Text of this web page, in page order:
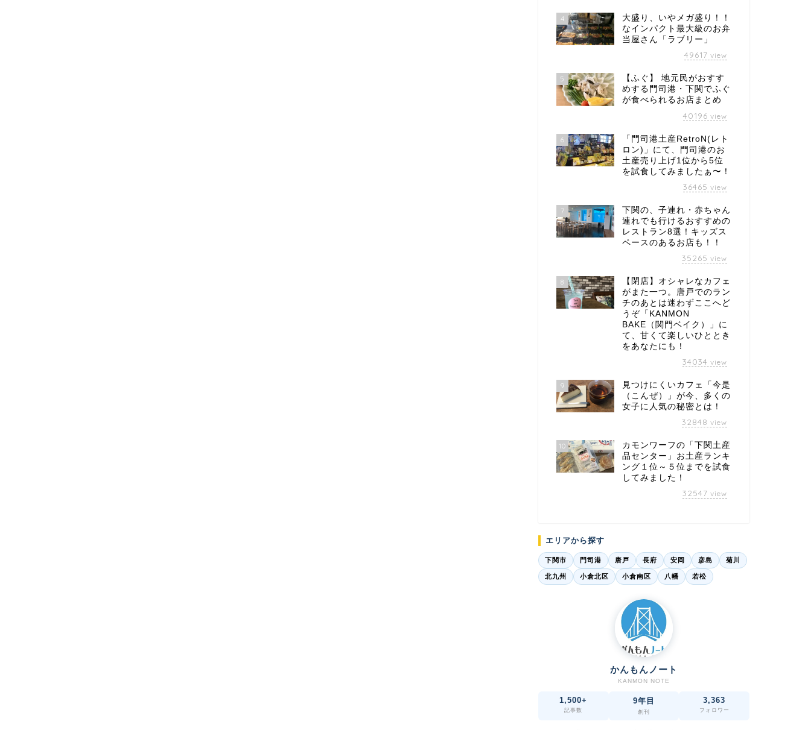
4
大盛り、いやメガ盛り！！
なインパクト最大級のお弁
当屋さん「ラブリー」
49617 view
5
【ふぐ】 地元民がおすす
めする門司港・下関でふぐ
が食べられるお店まとめ
40196 view
6
「門司港土産RetroN(レト
ロン)」にて、門司港のお
土産売り上げ1位から5位
を試食してみましたぁ〜！
36465 view
7
下関の、子連れ・赤ちゃん
連れでも行けるおすすめの
レストラン8選！キッズス
ペースのあるお店も！！
35265 view
8
【閉店】オシャレなカフェ
がまた一つ。唐戸でのラン
チのあとは迷わずここへど
うぞ「KANMON
BAKE（関門ベイク）」に
て、甘くて楽しいひととき
をあなたにも！
34034 view
9
見つけにくいカフェ「今是
（こんぜ）」が今、多くの
女子に人気の秘密とは！
32848 view
10
カモンワーフの「下関土産
品センター」お土産ランキ
ング１位～５位までを試食
してみました！
32547 view
エリアから探す
下関市 門司港 唐戸 長府 安岡 彦島 菊川
北九州 小倉北区 小倉南区 八幡 若松
かんもんノート
KANMON NOTE
1,500+
記事数
9年目
創刊
3,363
フォロワー